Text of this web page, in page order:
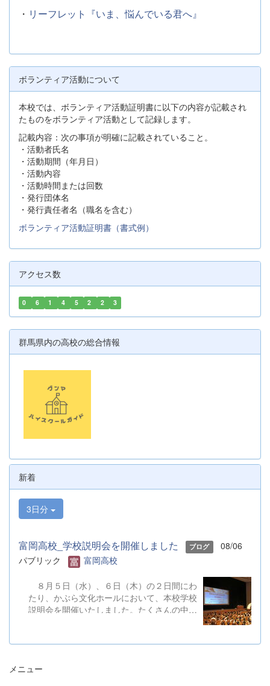
・ リーフレット『いま、悩んでいる君へ』
ボランティア活動について
本校では、ボランティア活動証明書に以下の内容が記載され
たものをボランティア活動として記録します。
記載内容：次の事項が明確に記載されていること。
・活動者氏名
・活動期間（年月日）
・活動内容
・活動時間または回数
・発行団体名
・発行責任者名（職名を含む）
ボランティア活動証明書（書式例）
アクセス数
0 6 1 4 5 2 2 3
群馬県内の高校の総合情報
新着
3日分
富岡高校_学校説明会を開催しました ブログ
08/06
パブリック
富岡高校
８月５日（水）、６日（木）の２日間にわ
たり、かぶら文化ホールにおいて、本校学校
説明会を開催いたしました。たくさんの中学
した。 また、各日およそ80名のボランテ
明、探究発表などの運営に携わりました。生
メニュー